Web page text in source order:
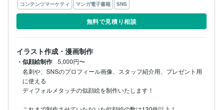
コンテンツマーケティ
マンガ電子書籍 SNS
無料で見積り相談
イラスト作成・漫画制作
・似顔絵制作
5,000円〜
名刺や、SNSのプロフィール画像、スタッフ紹介用、プレゼント用
に使える
ディフォルメタッチの似顔絵を制作いたします！